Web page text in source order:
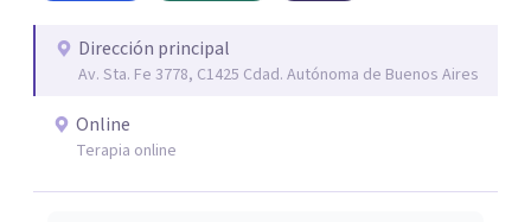
Lic. Ricardo L.M. Boucherie, quien posee una orientación
Sistémica, Cognitivo Conductual y Psicoanálisis
Dirección principal
Av. Sta. Fe 3778, C1425 Cdad. Autónoma de Buenos Aires
Online
Terapia online